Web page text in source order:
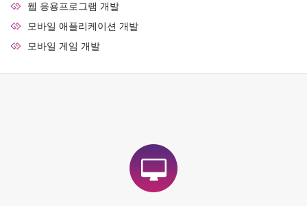
웹 응용프로그램 개발
모바일 애플리케이션 개발
모바일 게임 개발